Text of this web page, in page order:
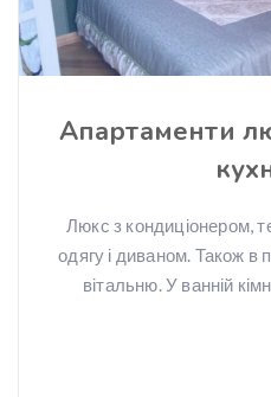
Апартаменти
Люкс з кондиціонером,
одягу і диваном. Також в
вітальню. У ванній